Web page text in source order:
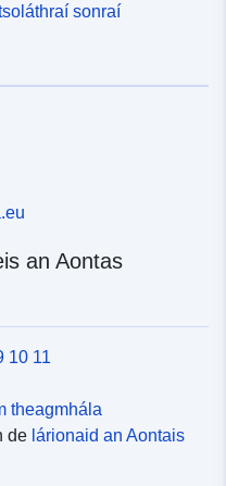
sonraí
an Aontas
10 11
theagmhála
de lárionaid an Aontais